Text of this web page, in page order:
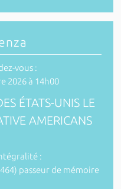
vous :
2026 à 14h00
ÉTATS-UNIS LE
AMERICANS
:
passeur de mémoire